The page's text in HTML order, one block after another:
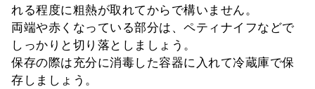
れる程度に粗熱が取れてからで構いません。
両端や赤くなっている部分は、ペティナイフなどで
しっかりと切り落としましょう。
保存の際は充分に消毒した容器に入れて冷蔵庫で保
存しましょう。